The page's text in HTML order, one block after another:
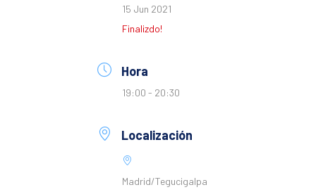
15 Jun 2021
Finalizdo!
Hora
19:00 - 20:30
Localización
Madrid/Tegucigalpa